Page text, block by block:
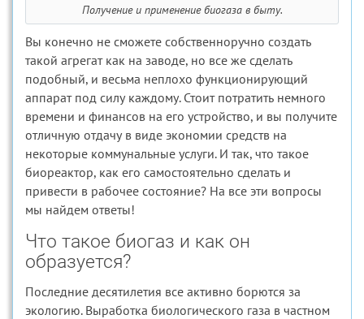
Получение и применение биогаза в быту.
Вы конечно не сможете собственноручно создать
такой агрегат как на заводе, но все же сделать
подобный, и весьма неплохо функционирующий
аппарат под силу каждому. Стоит потратить немного
времени и финансов на его устройство, и вы получите
отличную отдачу в виде экономии средств на
некоторые коммунальные услуги. И так, что такое
биореактор, как его самостоятельно сделать и
привести в рабочее состояние? На все эти вопросы
мы найдем ответы!
Что такое биогаз и как он
образуется?
Последние десятилетия все активно борются за
экологию. Выработка биологического газа в частном